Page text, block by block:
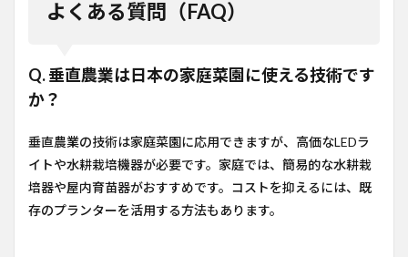
よくある質問（FAQ）
Q. 垂直農業は日本の家庭菜園に使える技術です
か？
垂直農業の技術は家庭菜園に応用できますが、高価なLEDラ
イトや水耕栽培機器が必要です。家庭では、簡易的な水耕栽
培器や屋内育苗器がおすすめです。コストを抑えるには、既
存のプランターを活用する方法もあります。